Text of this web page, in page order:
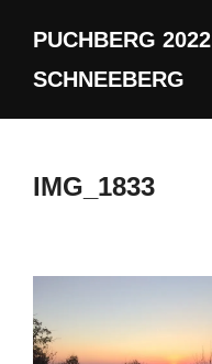
Inhalt
springen
PUCHBERG 2022
SCHNEEBERG
IMG_1833